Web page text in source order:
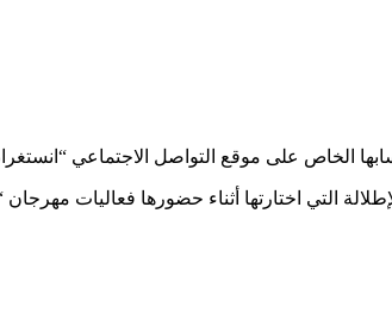
الخاص على موقع التواصل الاجتماعي
التي اختارتها أثناء حضورها فعاليات